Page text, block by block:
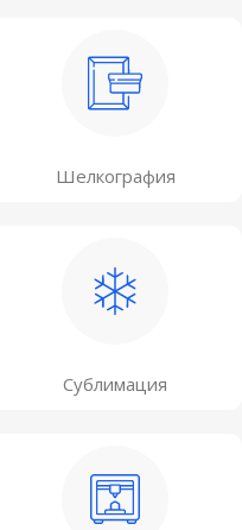
Шелкография
Сублимация